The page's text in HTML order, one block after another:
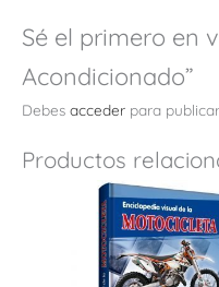
Sé el primero en
Acondicionado”
Debes acceder para
Productos